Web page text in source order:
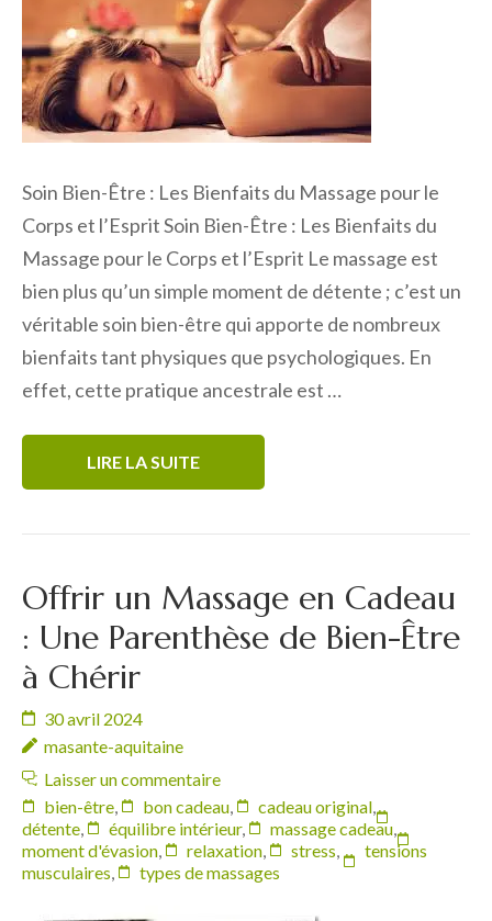
Soin Bien-Être : Les Bienfaits du Massage pour le
Corps et l’Esprit Soin Bien-Être : Les Bienfaits du
Massage pour le Corps et l’Esprit Le massage est
bien plus qu’un simple moment de détente ; c’est un
véritable soin bien-être qui apporte de nombreux
bienfaits tant physiques que psychologiques. En
effet, cette pratique ancestrale est …
LIRE LA SUITE
Offrir un Massage en Cadeau
: Une Parenthèse de Bien-Être
à Chérir
30 avril 2024
masante-aquitaine
Laisser un commentaire
bien-être
bon cadeau cadeau original
détente
équilibre intérieur, massage cadeau
moment d'évasion
relaxation stress
tensions
musculaires
types de massages